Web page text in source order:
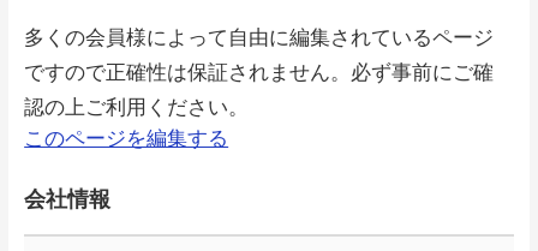
多くの会員様によって自由に編集されているページ
ですので正確性は保証されません。必ず事前にご確
認の上ご利用ください。
このページを編集する
会社情報